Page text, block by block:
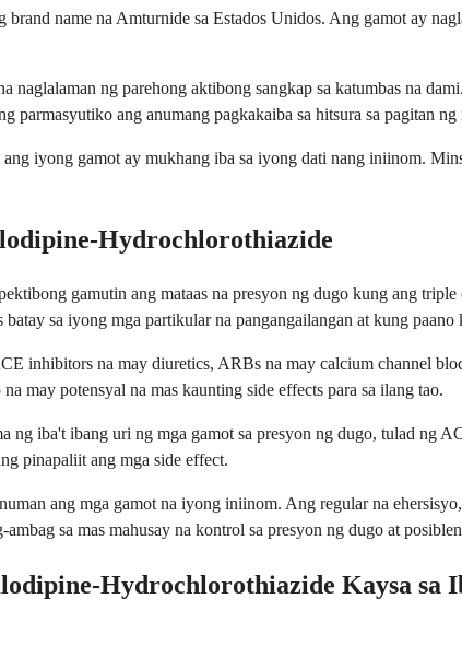
name na Amturnide sa Estados Unidos. Ang gamot ay
naglalaman ng parehong aktibong sangkap sa katumbas na
parmasyutiko ang anumang pagkakaiba sa hitsura sa pagitan ng
iyong gamot ay mukhang iba sa iyong dati nang iniinom.
Hydrochlorothiazide
gamutin ang mataas na presyon ng dugo kung ang
sa iyong mga partikular na pangangailangan at kung paano
inhibitors na may diuretics, ARBs na may calcium channel
may potensyal na mas kaunting side effects para sa ilang tao.
ng iba't ibang uri ng mga gamot sa presyon ng dugo, tulad ng
pinapaliit ang mga side effect.
ang mga gamot na iyong iniinom. Ang regular na
sa mas mahusay na kontrol sa presyon ng dugo at
Hydrochlorothiazide Kaysa sa